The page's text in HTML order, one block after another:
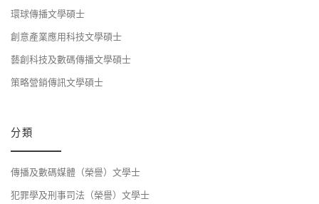
環球傳播文學碩士
創意產業應用科技文學碩士
藝創科技及數碼傳播文學碩士
策略營銷傳訊文學碩士
分類
傳播及數碼媒體（榮譽）文學士
犯罪學及刑事司法（榮譽）文學士